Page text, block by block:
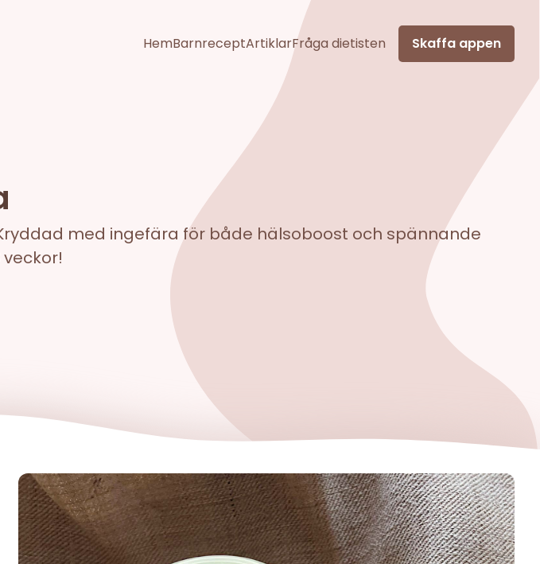
HemBarnreceptArtiklarFråga dietisten Skaffa appen
med ingefära för både hälsoboost och spännande